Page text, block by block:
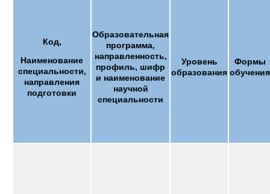
Код,
Наименование
специальности,
направления
подготовки
Образовательная
программа,
направленность,
профиль, шифр
и наименование
научной
специальности
Уровень
образования
Формы
обучения